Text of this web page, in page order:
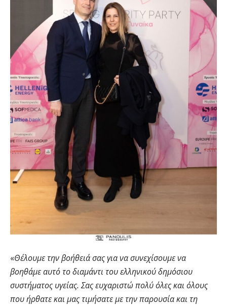
«Θέλουμε την βοήθειά σας για να συνεχίσουμε να
βοηθάμε αυτό το διαμάντι του ελληνικού δημόσιου
συστήματος υγείας. Σας ευχαριστώ πολύ όλες και όλους
που ήρθατε και μας τιμήσατε με την παρουσία και τη